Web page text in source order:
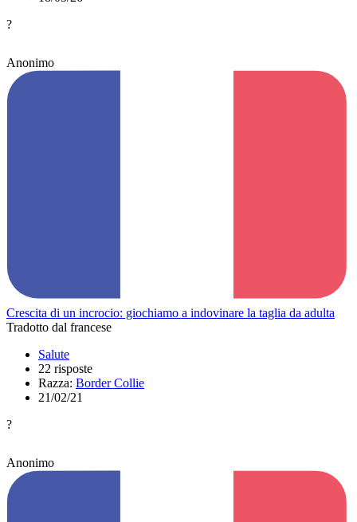
?
Anonimo
Crescita di un incrocio: giochiamo a indovinare la taglia da adulta
Tradotto dal francese
Salute
22 risposte
Razza: Border Collie
21/02/21
?
Anonimo